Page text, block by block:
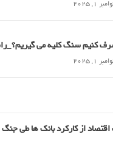
1, 2025
1, 2025